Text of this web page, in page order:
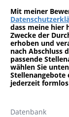
Mit meiner
dass meine hier
Zwecke der
erhoben und
nach Abschluss
passende
wählen Sie
Stellenangebote
jederzeit
Datenbank